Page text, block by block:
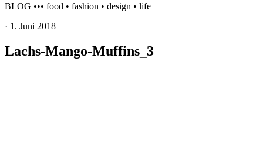
BLOG ••• food • fashion • design • life
· 1. Juni 2018
Lachs-Mango-Muffins_3